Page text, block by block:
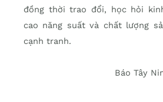
đồng thời trao đổi, học hỏi
cao năng suất và chất lượng
cạnh tranh.
Báo Tây